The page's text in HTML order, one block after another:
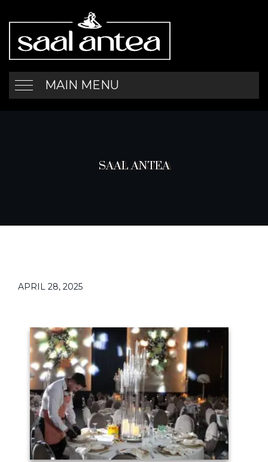
MAIN MENU
SAAL ANTEA
APRIL 28, 2025